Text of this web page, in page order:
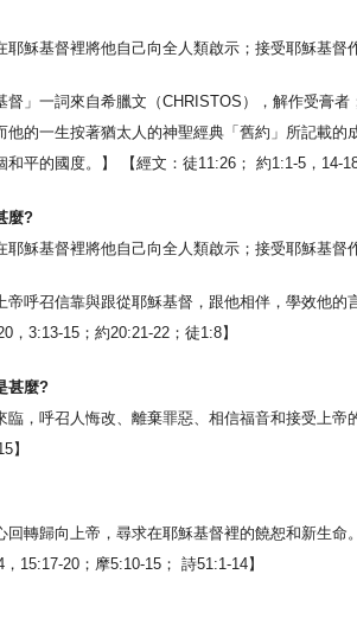
耶穌基督裡將他自己向全人類啟示；接受耶穌基
督」一詞來自希臘文（CHRISTOS），解作受膏
他的一生按著猶太人的神聖經典「舊約」所記載
和平的國度。】 【經文：徒11:26； 約1:1-5，14-
麼?
耶穌基督裡將他自己向全人類啟示；接受耶穌基
帝呼召信靠與跟從耶穌基督，跟他相伴，學效他
，3:13-15；約20:21-22；徒1:8】
甚麼?
臨，呼召人悔改、離棄罪惡、相信福音和接受上帝
】
回轉歸向上帝，尋求在耶穌基督裡的饒恕和新生命
，15:17-20；摩5:10-15； 詩51:1-14】